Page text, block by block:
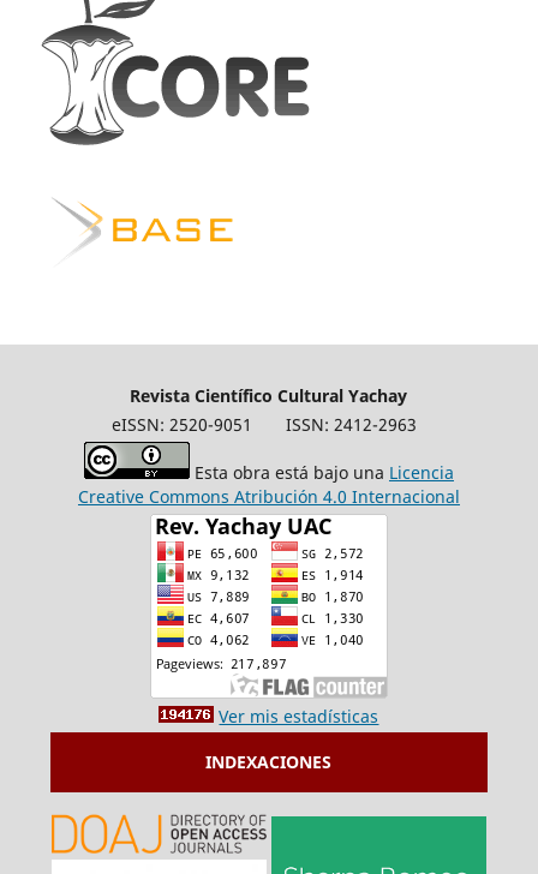
Revista Científico Cultural Yachay
eISSN: 2520-9051
ISSN: 2412-2963
Esta obra está bajo una Licencia
Creative Commons Atribución 4.0 Internacional
Ver mis estadísticas
INDEXACIONES